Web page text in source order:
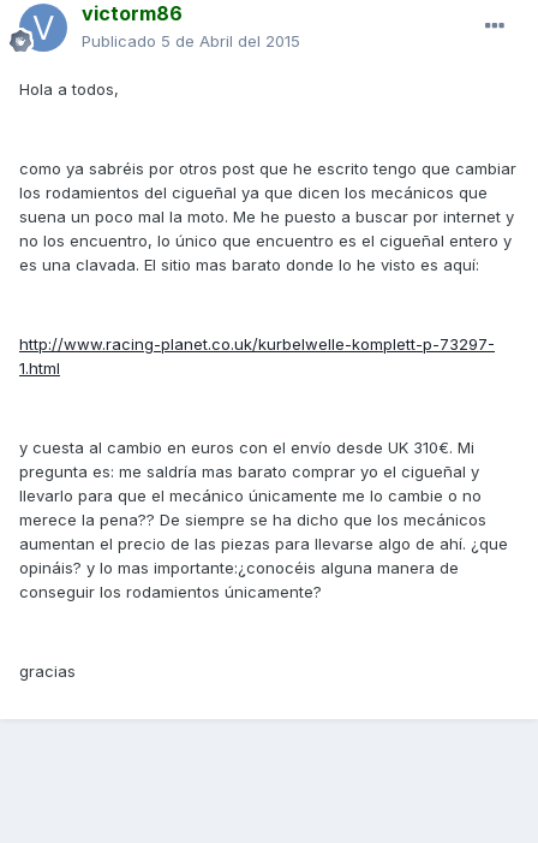
victorm86
Publicado 5 de Abril del 2015
Hola a todos,
como ya sabréis por otros post que he escrito tengo que cambiar
los rodamientos del cigueñal ya que dicen los mecánicos que
suena un poco mal la moto. Me he puesto a buscar por internet y
no los encuentro, lo único que encuentro es el cigueñal entero y
es una clavada. El sitio mas barato donde lo he visto es aquí:
http://www.racing-planet.co.uk/kurbelwelle-komplett-p-73297-
1.html
y cuesta al cambio en euros con el envío desde UK 310€. Mi
pregunta es: me saldría mas barato comprar yo el cigueñal y
llevarlo para que el mecánico únicamente me lo cambie o no
merece la pena?? De siempre se ha dicho que los mecánicos
aumentan el precio de las piezas para llevarse algo de ahí. ¿que
opináis? y lo mas importante:¿conocéis alguna manera de
conseguir los rodamientos únicamente?
gracias